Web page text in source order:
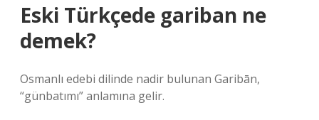
Eski Türkçede gariban ne
demek?
Osmanlı edebi dilinde nadir bulunan Garibān,
“günbatımı” anlamına gelir.